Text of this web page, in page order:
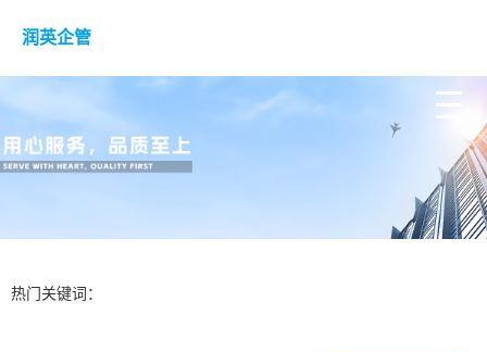
润英企管
热门关键词：